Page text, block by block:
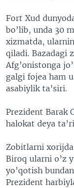
Fort Xud
bo’lib, unda 30
xizmatda,
qiladi. Bazadagi
Afg’onistonga
galgi fojea ham
asabiylik ta’siri.
Prezident Barak
halokat deya
Zobitlarni
Biroq ularni o’z
yo’qotish
Prezident